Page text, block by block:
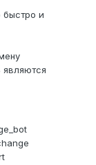
быстро и
являются